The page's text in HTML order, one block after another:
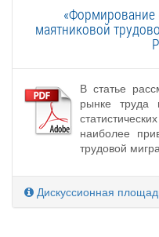
«Формирование
маятниковой
В статье
рынке труда
наиболее
трудовой
Дискуссионная